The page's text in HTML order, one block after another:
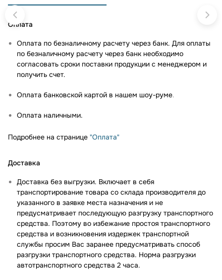
Оплата
Оплата по безналичному расчету через банк. Для оплаты
по безналичному расчету через банк необходимо
согласовать сроки поставки продукции с менеджером и
получить счет.
Оплата банковской картой в нашем шоу-руме.
Оплата наличными.
Подробнее на странице "Оплата"
Доставка
Доставка без выгрузки. Включает в себя
транспортирование товара со склада производителя до
указанного в заявке места назначения и не
предусматривает последующую разгрузку транспортного
средства. Поэтому во избежание простоя транспортного
средства и возникновения издержек транспортной
службы просим Вас заранее предусматривать способ
разгрузки транспортного средства. Норма разгрузки
автотранспортного средства 2 часа.